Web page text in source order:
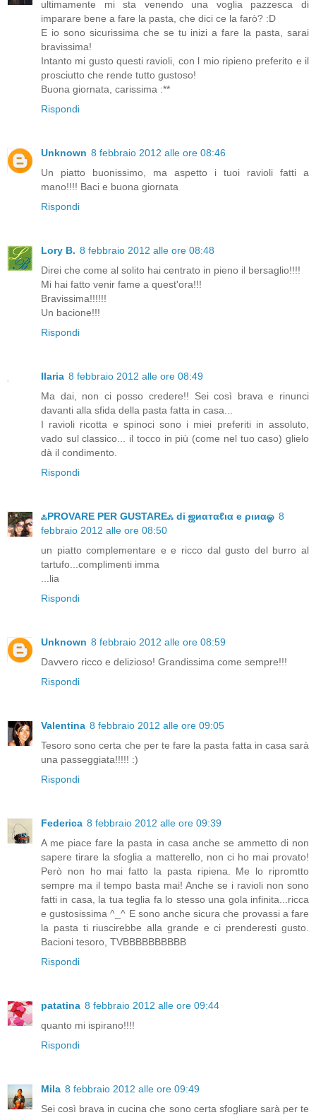
ultimamente mi sta venendo una voglia pazzesca di
imparare bene a fare la pasta, che dici ce la farò? :D
E io sono sicurissima che se tu inizi a fare la pasta, sarai
bravissima!
Intanto mi gusto questi ravioli, con l mio ripieno preferito e il
prosciutto che rende tutto gustoso!
Buona giornata, carissima :**
Rispondi
Unknown 8 febbraio 2012 alle ore 08:46
Un piatto buonissimo, ma aspetto i tuoi ravioli fatti a
mano!!!! Baci e buona giornata
Rispondi
Lory B. 8 febbraio 2012 alle ore 08:48
Direi che come al solito hai centrato in pieno il bersaglio!!!!
Mi hai fatto venir fame a quest'ora!!!
Bravissima!!!!!!
Un bacione!!!
Rispondi
Ilaria 8 febbraio 2012 alle ore 08:49
Ma dai, non ci posso credere!! Sei così brava e rinunci
davanti alla sfida della pasta fatta in casa...
I ravioli ricotta e spinoci sono i miei preferiti in assoluto,
vado sul classico... il tocco in più (come nel tuo caso) glielo
dà il condimento.
Rispondi
ஃPROVARE PER GUSTAREஃ di ஜиαтαℓια e ριиαஓ 8
febbraio 2012 alle ore 08:50
un piatto complementare e e ricco dal gusto del burro al
tartufo...complimenti imma
...lia
Rispondi
Unknown 8 febbraio 2012 alle ore 08:59
Davvero ricco e delizioso! Grandissima come sempre!!!
Rispondi
Valentina 8 febbraio 2012 alle ore 09:05
Tesoro sono certa che per te fare la pasta fatta in casa sarà
una passeggiata!!!!! :)
Rispondi
Federica 8 febbraio 2012 alle ore 09:39
A me piace fare la pasta in casa anche se ammetto di non
sapere tirare la sfoglia a matterello, non ci ho mai provato!
Però non ho mai fatto la pasta ripiena. Me lo ripromtto
sempre ma il tempo basta mai! Anche se i ravioli non sono
fatti in casa, la tua teglia fa lo stesso una gola infinita...ricca
e gustosissima ^_^ E sono anche sicura che provassi a fare
la pasta ti riuscirebbe alla grande e ci prenderesti gusto.
Bacioni tesoro, TVBBBBBBBBBB
Rispondi
patatina 8 febbraio 2012 alle ore 09:44
quanto mi ispirano!!!!
Rispondi
Mila 8 febbraio 2012 alle ore 09:49
Sei così brava in cucina che sono certa sfogliare sarà per te